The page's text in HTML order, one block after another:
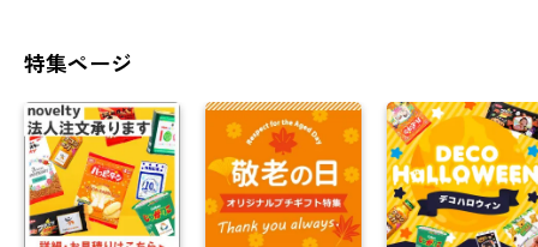
特集ページ